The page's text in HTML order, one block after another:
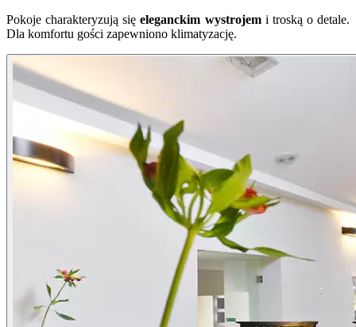
Pokoje charakteryzują sięeleganckim wystrojemi troską o detale.
Dla komfortu gości zapewniono klimatyzację.